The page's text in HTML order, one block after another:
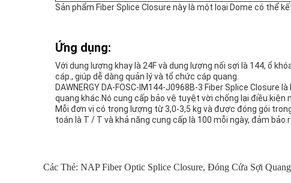
Sản phẩm Fiber Splice Closure này là một loại Dome có thể
Ứng dụng:
Với dung lượng khay là 24F và dung lượng nối sợi là 144, ổ
cáp., giúp dễ dàng quản lý và tổ chức cáp quang.
DAWNERGY DA-FOSC-IM144-J0968B-3 Fiber Splice
quang khác.Nó cung cấp bảo vệ tuyệt vời chống lại điều
Mỗi đơn vị có trọng lượng từ 3,0-3,5 kg và được đóng gói
toán là T / T và khả năng cung cấp là 100 mỗi ngày, đảm
Các Thẻ: NAP Fiber Optic Splice Closure, Đóng Cửa Sợi